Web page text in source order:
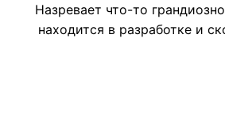
Назревает что-то
находится в разработке и